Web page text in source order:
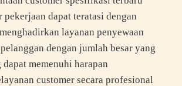
pekerjaan dapat teratasi dengan
layanan penyewaan
dengan jumlah besar yang
memenuhi harapan
customer secara profesional